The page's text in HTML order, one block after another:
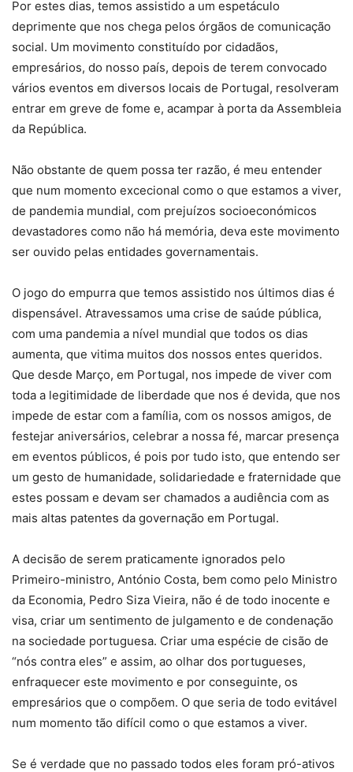
Por estes dias, temos assistido a um espetáculo
deprimente que nos chega pelos órgãos de comunicação
social. Um movimento constituído por cidadãos,
empresários, do nosso país, depois de terem convocado
vários eventos em diversos locais de Portugal, resolveram
entrar em greve de fome e, acampar à porta da Assembleia
da República.
Não obstante de quem possa ter razão, é meu entender
que num momento excecional como o que estamos a viver,
de pandemia mundial, com prejuízos socioeconómicos
devastadores como não há memória, deva este movimento
ser ouvido pelas entidades governamentais.
O jogo do empurra que temos assistido nos últimos dias é
dispensável. Atravessamos uma crise de saúde pública,
com uma pandemia a nível mundial que todos os dias
aumenta, que vitima muitos dos nossos entes queridos.
Que desde Março, em Portugal, nos impede de viver com
toda a legitimidade de liberdade que nos é devida, que nos
impede de estar com a família, com os nossos amigos, de
festejar aniversários, celebrar a nossa fé, marcar presença
em eventos públicos, é pois por tudo isto, que entendo ser
um gesto de humanidade, solidariedade e fraternidade que
estes possam e devam ser chamados a audiência com as
mais altas patentes da governação em Portugal.
A decisão de serem praticamente ignorados pelo
Primeiro-ministro, António Costa, bem como pelo Ministro
da Economia, Pedro Siza Vieira, não é de todo inocente e
visa, criar um sentimento de julgamento e de condenação
na sociedade portuguesa. Criar uma espécie de cisão de
“nós contra eles” e assim, ao olhar dos portugueses,
enfraquecer este movimento e por conseguinte, os
empresários que o compõem. O que seria de todo evitável
num momento tão difícil como o que estamos a viver.
Se é verdade que no passado todos eles foram pró-ativos